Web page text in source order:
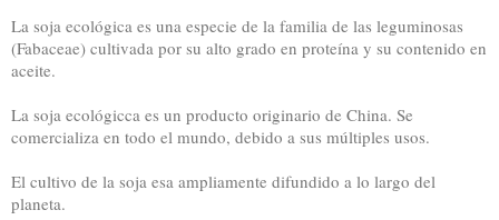
La soja ecológica es una especie de la familia de las leguminosas
(Fabaceae) cultivada por su alto grado en proteína y su contenido en
aceite.
La soja ecológicca es un producto originario de China. Se
comercializa en todo el mundo, debido a sus múltiples usos.
El cultivo de la soja esa ampliamente difundido a lo largo del
planeta.